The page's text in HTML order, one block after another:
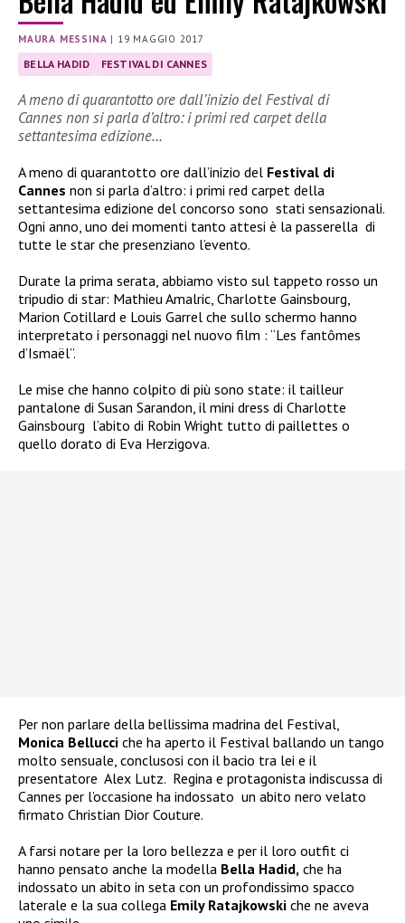
MAURA MESSINA | 19 MAGGIO 2017
BELLA HADID FESTIVAL DI CANNES
A meno di quarantotto ore dall’inizio del Festival di
Cannes non si parla d’altro: i primi red carpet della
settantesima edizione…
A meno di quarantotto ore dall’inizio del Festival di
Cannes non si parla d’altro: i primi red carpet della
settantesima edizione del concorso sono stati sensazionali.
Ogni anno, uno dei momenti tanto attesi è la passerella di
tutte le star che presenziano l’evento.
Durate la prima serata, abbiamo visto sul tappeto rosso un
tripudio di star: Mathieu Amalric, Charlotte Gainsbourg,
Marion Cotillard e Louis Garrel che sullo schermo hanno
interpretato i personaggi nel nuovo film : “Les fantômes
d’Ismaël”.
Le mise che hanno colpito di più sono state: il tailleur
pantalone di Susan Sarandon, il mini dress di Charlotte
Gainsbourg l’abito di Robin Wright tutto di paillettes o
quello dorato di Eva Herzigova.
Per non parlare della bellissima madrina del Festival,
Monica Bellucci che ha aperto il Festival ballando un tango
molto sensuale, conclusosi con il bacio tra lei e il
presentatore Alex Lutz. Regina e protagonista indiscussa di
Cannes per l’occasione ha indossato un abito nero velato
firmato Christian Dior Couture.
A farsi notare per la loro bellezza e per il loro outfit ci
hanno pensato anche la modella Bella Hadid, che ha
indossato un abito in seta con un profondissimo spacco
laterale e la sua collega Emily Ratajkowski che ne aveva